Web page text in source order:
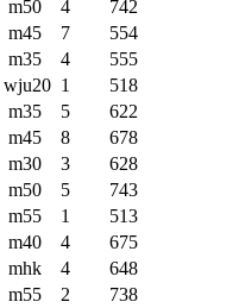
m50 4
742
m45 7
554
m35 4
555
wju20 1
518
m35 5
622
m45 8
678
m30 3
628
m50 5
743
m55 1
513
m40 4
675
mhk 4
648
m55 2
738